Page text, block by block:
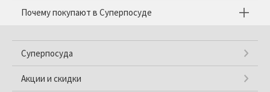
Почему покупают в Суперпосуде
Суперпосуда
Акции и скидки